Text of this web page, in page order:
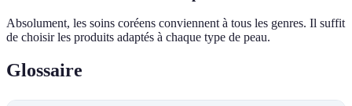
Absolument, les soins coréens conviennent à tous les genres. Il suffit
de choisir les produits adaptés à chaque type de peau.
Glossaire